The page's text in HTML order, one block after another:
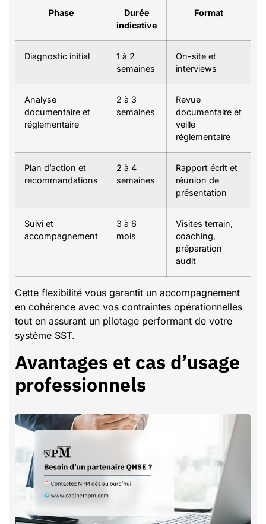
Phase
Durée
indicative
Format
Diagnostic initial
1 à 2
semaines
On-site et
interviews
Analyse
documentaire et
réglementaire
2 à 3
semaines
Revue
documentaire et
veille
réglementaire
Plan d’action et
recommandations
2 à 4
semaines
Rapport écrit et
réunion de
présentation
Suivi et
accompagnement
3 à 6
mois
Visites terrain,
coaching,
préparation
audit
Cette flexibilité vous garantit un accompagnement
en cohérence avec vos contraintes opérationnelles
tout en assurant un pilotage performant de votre
système SST.
Avantages et cas d’usage
professionnels